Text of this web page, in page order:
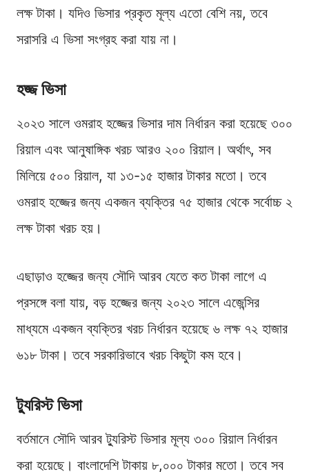
লক্ষ টাকা। যদিও ভিসার প্রকৃত মূল্য এতো বেশি নয়, তবে
সরাসরি এ ভিসা সংগ্রহ করা যায় না।
হজ্জ ভিসা
২০২৩ সালে ওমরাহ হজ্জের ভিসার দাম নির্ধারন করা হয়েছে ৩০০
রিয়াল এবং আনুষাঙ্গিক খরচ আরও ২০০ রিয়াল। অর্থাৎ, সব
মিলিয়ে ৫০০ রিয়াল, যা ১৩-১৫ হাজার টাকার মতো। তবে
ওমরাহ হজ্জের জন্য একজন ব্যক্তির ৭৫ হাজার থেকে সর্বোচ্চ ২
লক্ষ টাকা খরচ হয়।
এছাড়াও হজ্জের জন্য সৌদি আরব যেতে কত টাকা লাগে এ
প্রসঙ্গে বলা যায়, বড় হজ্জের জন্য ২০২৩ সালে এজেন্সির
মাধ্যমে একজন ব্যক্তির খরচ নির্ধারন হয়েছে ৬ লক্ষ ৭২ হাজার
৬১৮ টাকা। তবে সরকারিভাবে খরচ কিছুটা কম হবে।
ট্যুরিস্ট ভিসা
বর্তমানে সৌদি আরব ট্যুরিস্ট ভিসার মূল্য ৩০০ রিয়াল নির্ধারন
করা হয়েছে। বাংলাদেশি টাকায় ৮,০০০ টাকার মতো। তবে সব